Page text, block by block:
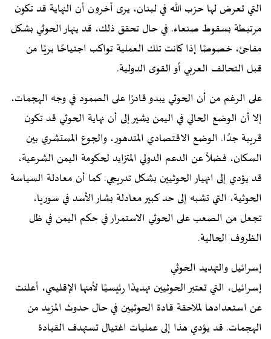
التي تعرض لها حزب الله في لبنان، يرى آخرون أن النهاية قد تكون
مرتبطة بسقوط صنعاء. في حال تحقق ذلك، قد ينهار الحوثي بشكل
مفاجئ، خصوصًا إذا كانت تلك العملية تواكب اجتياحًا بريًا من
قبل التحالف العربي أو القوى الدولية.
على الرغم من أن الحوثي يبدو قادرًا على الصمود في وجه الهجمات،
إلا أن الوضع الحالي في اليمن يشير إلى أن نهاية الحوثي قد تكون
قريبة جدًا. الوضع الاقتصادي المتدهور، والجوع المستشري بين
السكان، فضلاً عن الدعم الدولي المتزايد لحكومة اليمن الشرعية،
قد يؤدي إلى انهيار الحوثيين بشكل تدريجي. كما أن معادلة السياسة
الحوثية، التي تشبه إلى حد كبير معادلة بشار الأسد في سوريا،
تجعل من الصعب على الحوثي الاستمرار في حكم اليمن في ظل
الظروف الحالية.
إسرائيل والتهديد الحوثي
إسرائيل، التي تعتبر الحوثيين تهديدًا رئيسيًا لأمنها الإقليمي، أعلنت
عن استعدادها لملاحقة قادة الحوثيين في حال حدوث المزيد من
الهجمات. قد يؤدي هذا إلى عمليات اغتيال تستهدف القيادة